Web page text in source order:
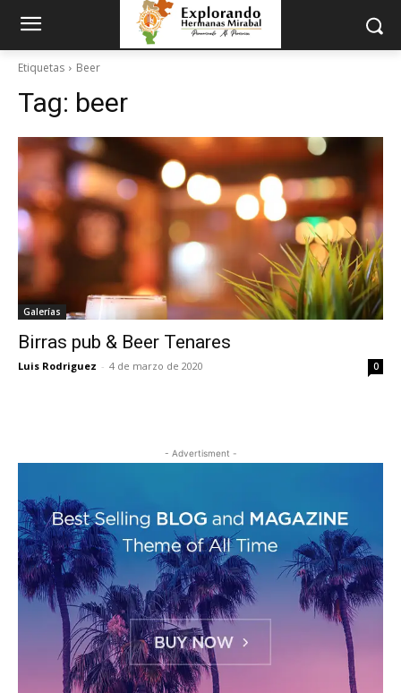
Etiquetas Beer
Tag: beer
Galerías
Birras pub & Beer Tenares
Luis Rodriguez - 4 de marzo de 2020 0
- Advertisment -